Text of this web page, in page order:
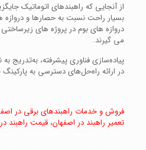
از آنجایی که راهبندهای اتوماتیک
بسیار راحت نسبت به حصارها و دروازه
دروازه های بوم در پروژه های
می گیرند.
پیاده‌سازی فناوری پیشرفته، به‌تدریج
در ارائه راه‌حل‌های دسترسی به
فروش و خدمات راهبندهای برقی در
تعمیر راهبند در اصفهان، قیمت راهبند